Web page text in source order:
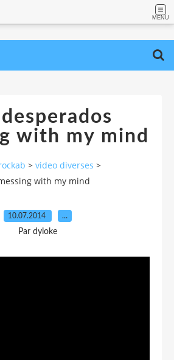
MENU
with my mind
> video diverses >
with my mind
10.07.2014 …
Par dyloke